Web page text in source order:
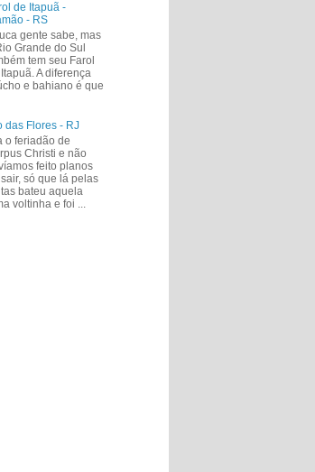
de Itapuã -
- RS
gente sabe, mas
Grande do Sul
tem seu Farol
A diferença
e bahiano é que
das Flores - RJ
o feriadão de
Christi e não
feito planos
só que lá pelas
bateu aquela
voltinha e foi ...